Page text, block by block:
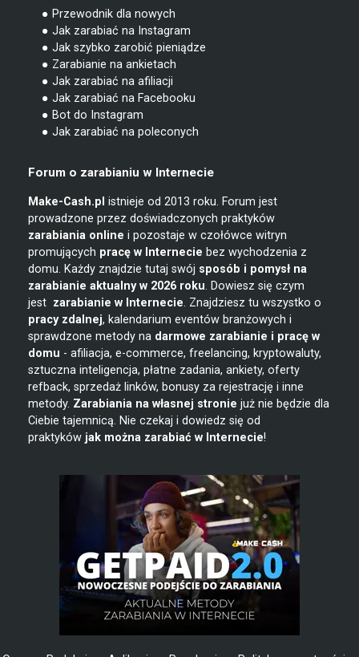
● Przewodnik dla nowych
● Jak zarabiać na Instagram
● Jak szybko zarobić pieniądze
● Zarabianie na ankietach
● Jak zarabiać na afiliacji
● Jak zarabiać na Facebooku
● Bot do Instagram
● Jak zarabiać na poleconych
Forum o zarabianiu w Internecie
Make-Cash.pl istnieje od 2013 roku. Forum jest
prowadzone przez doświadczonych praktyków
zarabiania online i pozostaje w czołówce witryn
promujących pracę w Internecie bez wychodzenia z
domu. Każdy znajdzie tutaj swój sposób i pomysł na
zarabianie aktualny w 2026 roku. Dowiesz się czym
jest zarabianie w Internecie. Znajdziesz tu wszystko o
pracy zdalnej, kalendarium eventów branżowych i
sprawdzone metody na darmowe zarabianie i pracę w
domu - afiliacja, e-commerce, freelancing, kryptowaluty,
sztuczna inteligencja, płatne zadania, ankiety, oferty
refback, sprzedaż linków, bonusy za rejestrację i inne
metody. Zarabiania na własnej stronie już nie będzie dla
Ciebie tajemnicą. Nie czekaj i dowiedz się od
praktyków jak można zarabiać w Internecie!